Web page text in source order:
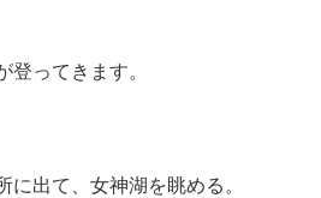
登ってきます。
に出て、女神湖を眺める。